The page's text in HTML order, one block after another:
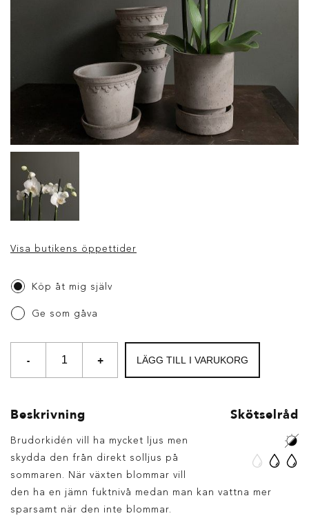
Visa butikens öppettider
Köp åt mig själv
Ge som gåva
- + LÄGG TILL I VARUKORG
Skötselråd
Beskrivning
Brudorkidén vill ha mycket ljus men
skydda den från direkt solljus på
sommaren. När växten blommar vill
den ha en jämn fuktnivå medan man kan vattna mer
sparsamt när den inte blommar.